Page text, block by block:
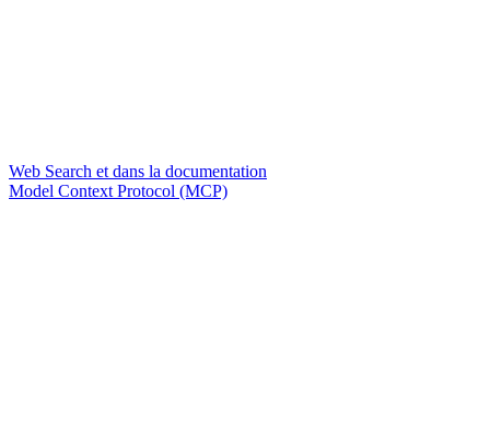
Web Search et dans la documentation
Model Context Protocol (MCP)